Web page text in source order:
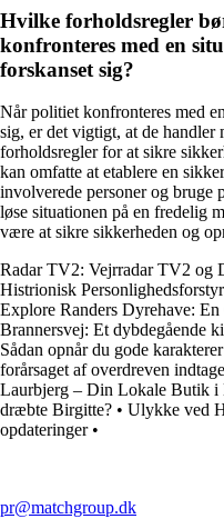
Hvilke forholdsregler
konfronteres med en
forskanset sig?
Når politiet konfronteres med
sig, er det vigtigt, at de handler
forholdsregler for at sikre
kan omfatte at etablere en
involverede personer og bruge
løse situationen på en fredelig
være at sikre sikkerheden og
Radar TV2: Vejrradar TV2 og
Histrionisk
Explore Randers Dyrehave:
Brannersvej: Et dybdegående
Sådan opnår du gode
forårsaget af overdreven
Laurbjerg – Din Lokale Butik i
dræbte Birgitte? • Ulykke ved
opdateringer•
pr@matchgroup.dk